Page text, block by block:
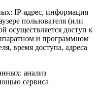
IP-адрес, информация
пользователя (или
осуществляется доступ к
и программном
время доступа, адреса
анализ
сервиса